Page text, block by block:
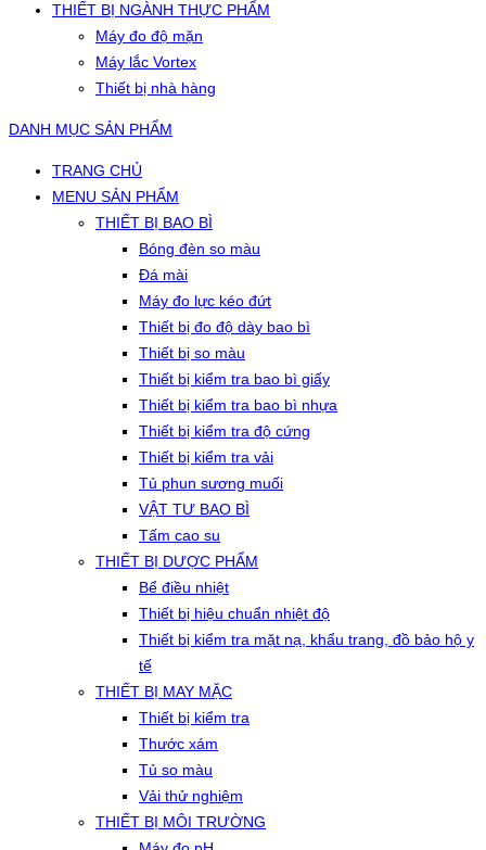
THIẾT BỊ NGÀNH THỰC PHẨM
Máy đo độ mặn
Máy lắc Vortex
Thiết bị nhà hàng
DANH MỤC SẢN PHẨM
TRANG CHỦ
MENU SẢN PHẨM
THIẾT BỊ BAO BÌ
Bóng đèn so màu
Đá mài
Máy đo lực kéo đứt
Thiết bị đo độ dày bao bì
Thiết bị so màu
Thiết bị kiểm tra bao bì giấy
Thiết bị kiểm tra bao bì nhựa
Thiết bị kiểm tra độ cứng
Thiết bị kiểm tra vải
Tủ phun sương muối
VẬT TƯ BAO BÌ
Tấm cao su
THIẾT BỊ DƯỢC PHẨM
Bể điều nhiệt
Thiết bị hiệu chuẩn nhiệt độ
Thiết bị kiểm tra mặt nạ, khẩu trang, đồ bảo hộ y
tế
THIẾT BỊ MAY MẶC
Thiết bị kiểm tra
Thước xám
Tủ so màu
Vải thử nghiệm
THIẾT BỊ MÔI TRƯỜNG